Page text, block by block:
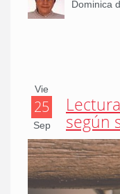
Dominica
Vie
25
Sep
según